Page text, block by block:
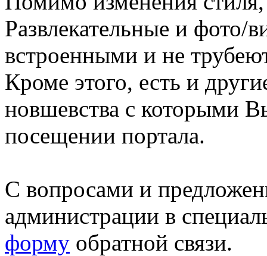
Развлекательные и фото/
встроенными и не
Кроме этого, есть и
новшевства с которыми
посещении портала.
С вопросами и
администрации в
форму обратной связи.